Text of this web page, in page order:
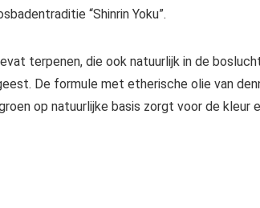
“Shinrin Yoku”.
terpenen, die ook natuurlijk in de
De formule met etherische olie van
op natuurlijke basis zorgt voor de kleur